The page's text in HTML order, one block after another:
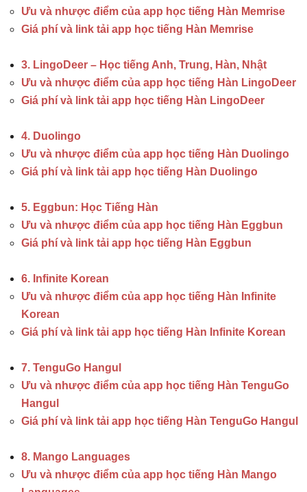
Ưu và nhược điểm của app học tiếng Hàn Memrise
Giá phí và link tải app học tiếng Hàn Memrise
3. LingoDeer – Học tiếng Anh, Trung, Hàn, Nhật
Ưu và nhược điểm của app học tiếng Hàn LingoDeer
Giá phí và link tải app học tiếng Hàn LingoDeer
4. Duolingo
Ưu và nhược điểm của app học tiếng Hàn Duolingo
Giá phí và link tải app học tiếng Hàn Duolingo
5. Eggbun: Học Tiếng Hàn
Ưu và nhược điểm của app học tiếng Hàn Eggbun
Giá phí và link tải app học tiếng Hàn Eggbun
6. Infinite Korean
Ưu và nhược điểm của app học tiếng Hàn Infinite
Korean
Giá phí và link tải app học tiếng Hàn Infinite Korean
7. TenguGo Hangul
Ưu và nhược điểm của app học tiếng Hàn TenguGo
Hangul
Giá phí và link tải app học tiếng Hàn TenguGo Hangul
8. Mango Languages
Ưu và nhược điểm của app học tiếng Hàn Mango